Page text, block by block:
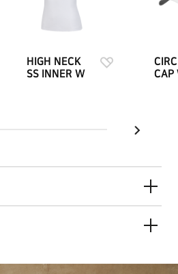
HIGH NECK
SS INNER W
CAP